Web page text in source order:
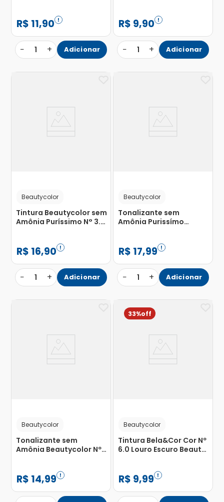
R$ 11,90
− 1 + Adicionar
R$ 9,90
− 1 + Adicionar
Beautycolor
Tintura Beautycolor sem
Amônia Puríssimo N° 3.0
R$ 16,90
− 1 + Adicionar
Beautycolor
Tonalizante sem
Amônia Purissímo
Unidade
R$ 17,99
− 1 + Adicionar
Beautycolor
Tonalizante sem
Amônia Beautycolor Nº
R$ 14,99
33%
Beautycolor
Tintura Bela&Cor Cor Nº
6.0 Louro Escuro Beauty
R$ 9,99